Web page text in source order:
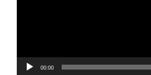
00:00